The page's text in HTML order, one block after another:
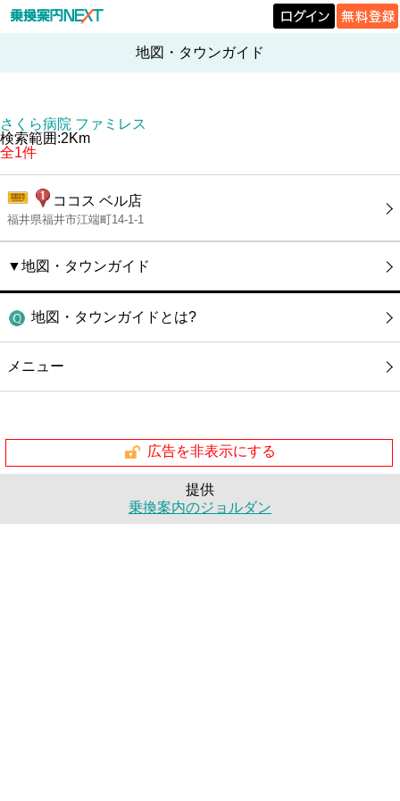
地図・タウンガイド
さくら病院 ファミレス
検索範囲:2Km
全1件
ココス ベル店
福井県福井市江端町14-1-1
▼地図・タウンガイド
地図・タウンガイドとは?
メニュー
広告を非表示にする
提供
乗換案内のジョルダン